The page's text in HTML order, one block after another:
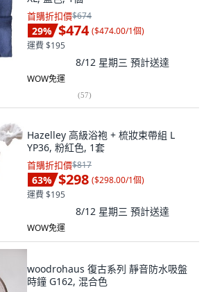
首購折扣價$674
29% $474 ($474.00/1個)
運費 $195
8/12 星期三 預計送達
WOW免運
(57)
Hazelley 高級浴袍 + 梳妝束帶組 L
YP36, 粉紅色, 1套
首購折扣價$817
63% $298 ($298.00/1個)
運費 $195
8/12 星期三 預計送達
WOW免運
woodrohaus 復古系列 靜音防水吸盤
時鐘 G162, 混合色